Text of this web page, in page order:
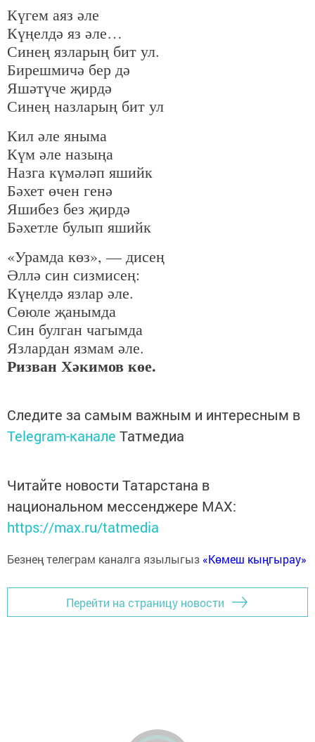
Күгем аяз әле
Күңелдә яз әле…
Синең язларың бит ул.
Бирешмичә бер дә
Яшәтүче җирдә
Синең назларың бит ул
Кил әле яныма
Күм әле назыңа
Назга күмәләп яшийк
Бәхет өчен генә
Яшибез без җирдә
Бәхетле булып яшийк
«Урамда көз», — дисең
Әллә син сизмисең:
Күңелдә язлар әле.
Сөюле җанымда
Син булган чагымда
Язлардан язмам әле.
Ризван Хәкимов көе.
Следите за самым важным и интересным в
Telegram-канале Татмедиа
Читайте новости Татарстана в
национальном мессенджере MАХ:
https://max.ru/tatmedia
Безнең телеграм каналга язылыгыз «Көмеш кыңгырау»
Перейти на страницу новости